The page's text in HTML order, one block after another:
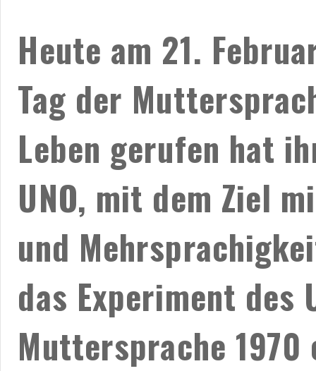
Heute am 21.
Tag der
Leben gerufen hat
UNO, mit dem Ziel
und
das Experiment
Muttersprache